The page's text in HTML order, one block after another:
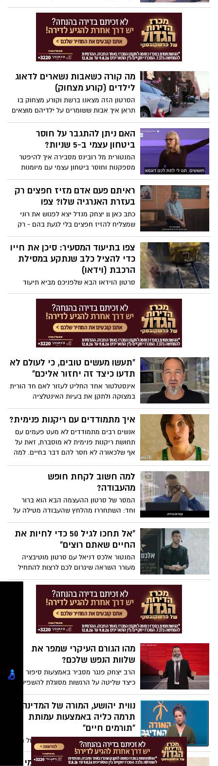
טובים. אחר כך תצטרכו לצרף לעצמכם את
האנשים הנכונים שטובים במה שאתם פחות
טובים בו כדי להגיע למטרה שהצבתם
לעצמכם. צפו במסר החשוב
מה קורה כשאבות נשארים לדאוג
לילדים (קורע מצחוק)
הסרטון הזה מצאנו ברשת וקורע מצחוק בו
תראן איך אבות ששומרים על ילדיהם מוצאים
שיטות מתוחכמות ומגינבות לזמן איכות עם
הילדים.
האם ניתן להתגבר על חוסר
ביטחון עצמי ב-5 שניות?
המנטורית מל רובינס מסבירה איך להיפטר
מספקנות וחוסר ביטחון עצמי עם מיומנות
שניתן לרכוש אפילו תוך 5 שניות - צפו
ראיתם פעם אדם מזיז חפצים רק
בעזרת האנרגיה שלו? צפו
כתב כאן 11 יצחק מנדל יצא לפגוש את רוני
שמצליח להזיז חפצים בלי לגעת בהם - רק
באמצעות איזון אנרגטי שהוא יוצר בין שתי
הידיים שלו. בנוסף אליו מנדל פוגש גם בתמי
שיכולה לראות את שרשרת הדורות ומסייעת
לאנשים בעיות של זיווג ומינוס בבנק בעזרת
יעוץ והכוונה רוחנית. צפו
צפו בתיעוד המסעיר: סיכן את חייו
כדי להציל כלב שנתקע במסילת
הרכבת (וידאו)
סרטון הוידאו הבא שלפניכם מביא תיעוד
דרמטי של אדם המסכן את חייו כדי להציל
כלב שהסתבך עם הרצועה במסילת הרכבת,
רגע לפני שזו חולפת במקום. צפו ברגע
המסעיר
"תעשו מעשים טובים, כי לעולם לא
תדעו כיצד זה יחזור אליכם"
אינסטלטור אחד החליט לעזור לאם חד הורית
במצוקה ולתקן את בעיות האינטלציה
החמורות שהיו בביתה, רק שהוא לא ידע ש-25
אחרי, הטובה תחזור אליו באחד הרגעים
איך מתמודדים עם ריקנות פנימית?
אנשים רבים מתמודדים לא מעט פעמים עם
תחושת ריקנות פנימית לא מוסברת, זאת על
אף שלכאורה לא חסר להם דבר בחיים. למה
והאם יש דרך אמיתית ויעילה להתמודד
למה חשוב לקחת חופש
מהעבודה?
המסר של סרטון ההעצמה הבא הוא ברור
וחד: השתחררו מהלחץ שהעבודה מטילה על
חייכם וקחו יותר זמן לעצמכם, כדי לעשות את
הדברים שאתם אוהבים ולהיות עם האנשים
הקרובים והחשובים לכם ביותר. התועלת
מונים מעוד יום עבודה שרק יילך וישחק
אתכם...צפו
"אל תחכו לגיל 50 כדי לחיות את
החיים שאתם רוצים"
המנטור אלכס דניאל עם סרטון מוטיבציה
מעורר השראה שיגרום לכם לרצות להתחיל
לחיות את החיים במלואם כבר מהיום. צפו
מהו הגורם העיקרי שמפר את
שלוות הנפש שלכם?
הרב יצחק פנגר מסביר באמצעות סיפור משל
כיצד שליטה על הרגשות מסוגלת להשפיע על
מידת האושר הפמינית והשלווה שלנו. צפו
נווית יהושע, המורה של המדינה,
תרמה כליה באמצעות עמותת
"תורמים חיים"
לא בכל נחשף הציבור הרחב לסבלם של חולי
הדיאליזה בישראל. נווית יהושוע שזכתה
השנה בתואר המורה של המדינה, רגשה את
גם אתם מחפשים תמיד את מי